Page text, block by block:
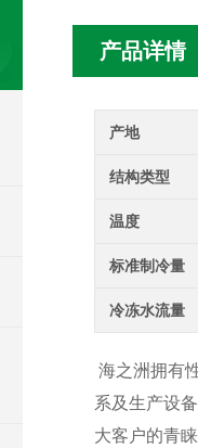
产品详情
产地
结构类型
温度
标准制冷量
冷冻水流量
海之洲拥有
系及生产设备
大客户的青睐